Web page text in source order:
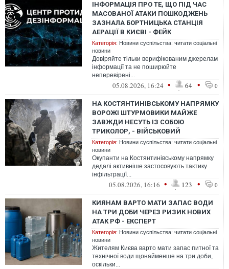
ІНФОРМАЦІЯ ПРО ТЕ, ЩО ПІД ЧАС
МАСОВАНОЇ АТАКИ ПОШКОДЖЕНЬ
ЗАЗНАЛА БОРТНИЦЬКА СТАНЦІЯ
АЕРАЦІЇ В КИЄВІ - ФЕЙК
Категорія: Новини суспільства: читати соціальні
новини
Довіряйте тільки верифікованим джерелам
інформації та не поширюйте
неперевірені...
05.08.2026, 16:24 • 64 • 0
НА КОСТЯНТИНІВСЬКОМУ НАПРЯМКУ
ВОРОЖІ ШТУРМОВИКИ МАЙЖЕ
ЗАВЖДИ НЕСУТЬ ІЗ СОБОЮ
ТРИКОЛОР, - ВІЙСЬКОВИЙ
Категорія: Новини суспільства: читати соціальні
новини
Окупанти на Костянтинівському напрямку
дедалі активніше застосовують тактику
інфільтрації...
05.08.2026, 16:16 • 123 • 0
КИЯНАМ ВАРТО МАТИ ЗАПАС ВОДИ
НА ТРИ ДОБИ ЧЕРЕЗ РИЗИК НОВИХ
АТАК РФ - ЕКСПЕРТ
Категорія: Новини суспільства: читати соціальні
новини
Жителям Києва варто мати запас питної та
технічної води щонайменше на три доби,
оскільки...